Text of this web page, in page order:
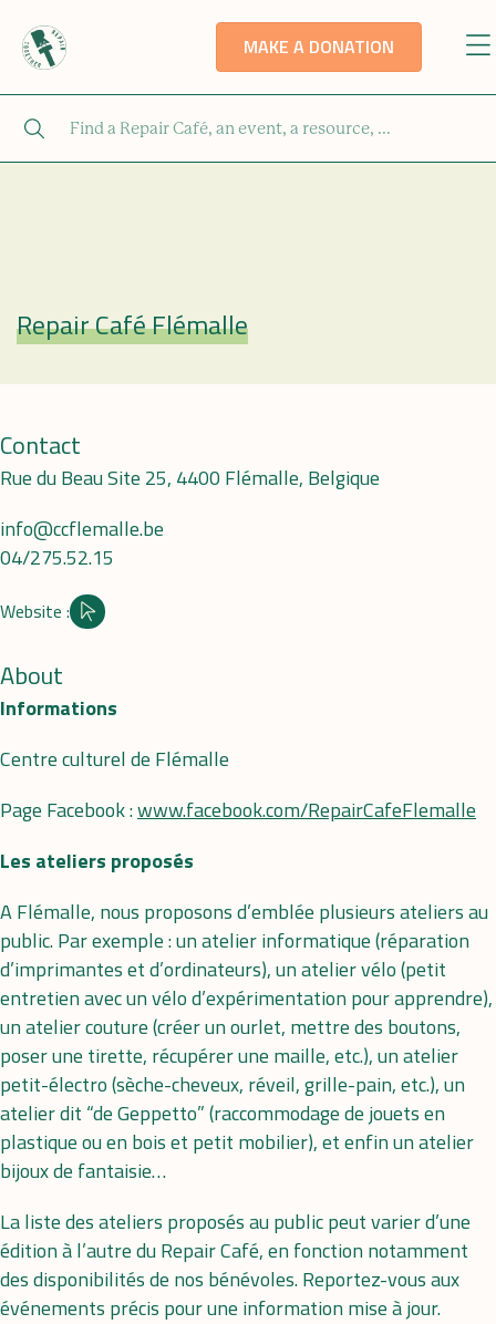
MAKE A DONATION
Repair Café
Repair Café Flémalle
Contact
Rue du Beau Site 25, 4400 Flémalle, Belgique
info@ccflemalle.be
04/275.52.15
Website :
Site internet
About
Informations
Centre culturel de Flémalle
Page Facebook :www.facebook.com/RepairCafeFlemalle
Les ateliers proposés
A Flémalle, nous proposons d’emblée plusieurs ateliers au
public. Par exemple : un atelier informatique (réparation
d’imprimantes et d’ordinateurs), un atelier vélo (petit
entretien avec un vélo d’expérimentation pour apprendre),
un atelier couture (créer un ourlet, mettre des boutons,
poser une tirette, récupérer une maille, etc.), un atelier
petit-électro (sèche-cheveux, réveil, grille-pain, etc.), un
atelier dit “de Geppetto” (raccommodage de jouets en
plastique ou en bois et petit mobilier), et enfin un atelier
bijoux de fantaisie…
La liste des ateliers proposés au public peut varier d’une
édition à l’autre du Repair Café, en fonction notamment
des disponibilités de nos bénévoles. Reportez-vous aux
événements précis pour une information mise à jour.